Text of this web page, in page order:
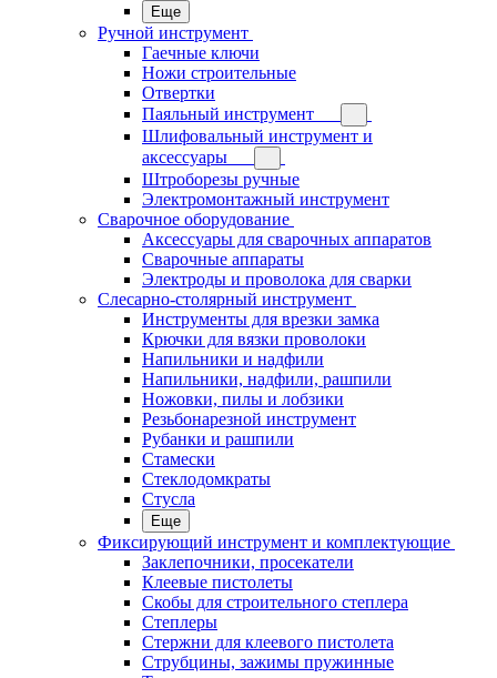
Еще
Ручной инструмент
Гаечные ключи
Ножи строительные
Отвертки
Паяльный инструмент
Шлифовальный инструмент и
аксессуары
Штроборезы ручные
Электромонтажный инструмент
Сварочное оборудование
Аксессуары для сварочных аппаратов
Сварочные аппараты
Электроды и проволока для сварки
Слесарно-столярный инструмент
Инструменты для врезки замка
Крючки для вязки проволоки
Напильники и надфили
Напильники, надфили, рашпили
Ножовки, пилы и лобзики
Резьбонарезной инструмент
Рубанки и рашпили
Стамески
Стеклодомкраты
Стусла
Еще
Фиксирующий инструмент и комплектующие
Заклепочники, просекатели
Клеевые пистолеты
Скобы для строительного степлера
Степлеры
Стержни для клеевого пистолета
Струбцины, зажимы пружинные